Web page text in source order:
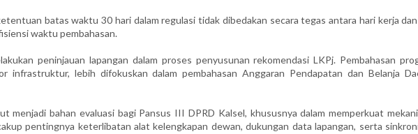
batas waktu 30 hari dalam regulasi tidak dibedakan secara tegas antara hari kerja
waktu pembahasan.
peninjauan lapangan dalam proses penyusunan rekomendasi LKPj. Pembahasan
infrastruktur, lebih difokuskan dalam pembahasan Anggaran Pendapatan dan Belanja
menjadi bahan evaluasi bagi Pansus III DPRD Kalsel, khususnya dalam memperkuat
pentingnya keterlibatan alat kelengkapan dewan, dukungan data lapangan, serta